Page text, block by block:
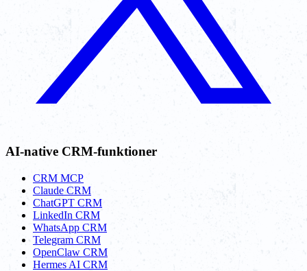
AI-native CRM-funktioner
CRM MCP
Claude CRM
ChatGPT CRM
LinkedIn CRM
WhatsApp CRM
Telegram CRM
OpenClaw CRM
Hermes AI CRM